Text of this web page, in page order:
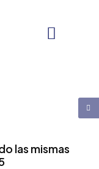
las mismas